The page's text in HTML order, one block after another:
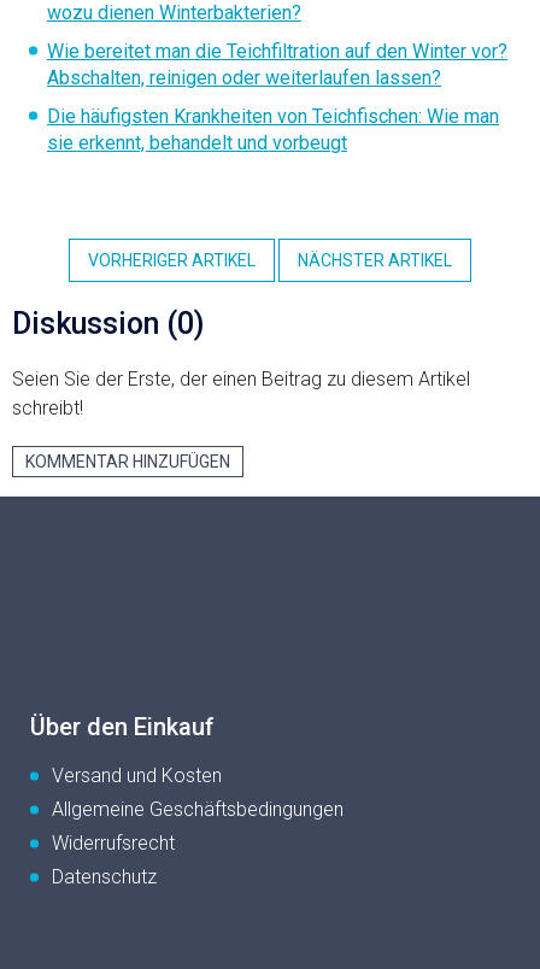
wozu dienen Winterbakterien?
Wie bereitet man die Teichfiltration auf den Winter vor?
Abschalten, reinigen oder weiterlaufen lassen?
Die häufigsten Krankheiten von Teichfischen: Wie man
sie erkennt, behandelt und vorbeugt
VORHERIGER ARTIKEL NÄCHSTER ARTIKEL
Diskussion (0)
Seien Sie der Erste, der einen Beitrag zu diesem Artikel
schreibt!
KOMMENTAR HINZUFÜGEN
Über den Einkauf
Versand und Kosten
Allgemeine Geschäftsbedingungen
Widerrufsrecht
Datenschutz